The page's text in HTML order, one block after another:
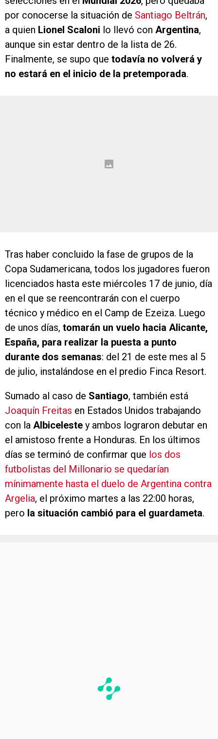
por conocerse la situación de Santiago Beltrán,
a quien Lionel Scaloni lo llevó con Argentina,
aunque sin estar dentro de la lista de 26.
Finalmente, se supo que todavía no volverá y
no estará en el inicio de la pretemporada.
Tras haber concluido la fase de grupos de la
Copa Sudamericana, todos los jugadores fueron
licenciados hasta este miércoles 17 de junio, día
en el que se reencontrarán con el cuerpo
técnico y médico en el Camp de Ezeiza. Luego
de unos días, tomarán un vuelo hacia Alicante,
España, para realizar la puesta a punto
durante dos semanas: del 21 de este mes al 5
de julio, instalándose en el predio Finca Resort.
Sumado al caso de Santiago, también está
Joaquín Freitas en Estados Unidos trabajando
con la Albiceleste y ambos lograron debutar en
el amistoso frente a Honduras. En los últimos
días se terminó de confirmar que los dos
futbolistas del Millonario se quedarían
mínimamente hasta el duelo de Argentina contra
Argelia, el próximo martes a las 22:00 horas,
pero la situación cambió para el guardameta.